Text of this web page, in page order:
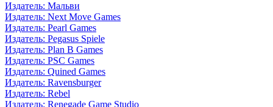
Издатель: Мальви
Издатель: Next Move Games
Издатель: Pearl Games
Издатель: Pegasus Spiele
Издатель: Plan B Games
Издатель: PSC Games
Издатель: Quined Games
Издатель: Ravensburger
Издатель: Rebel
Издатель: Renegade Game Studio